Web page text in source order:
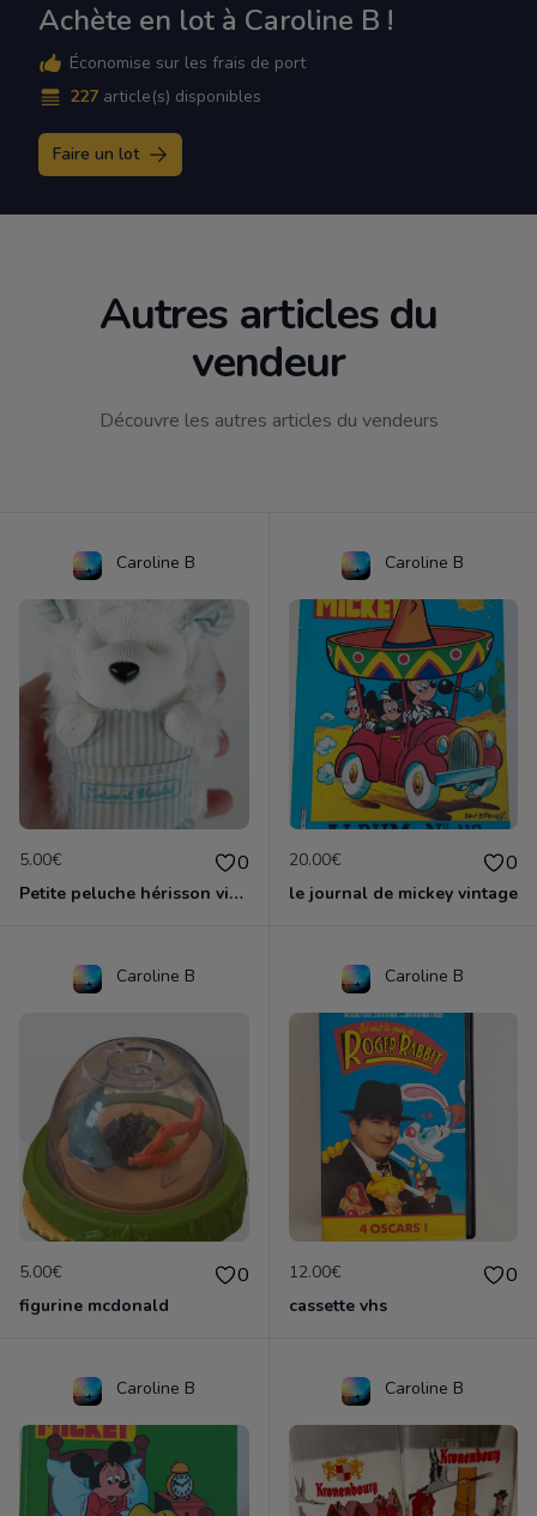
Achète en lot à Caroline B !
Économise sur les frais de port
227 article(s) disponibles
Faire un lot
Autres articles du
vendeur
Découvre les autres articles du vendeurs
Caroline B
5.00€ 0
Petite peluche hérisson vintage tartine et chocolat
Caroline B
20.00€ 0
le journal de mickey vintage
Caroline B
5.00€ 0
figurine mcdonald
Caroline B
12.00€ 0
cassette vhs
Caroline B Caroline B